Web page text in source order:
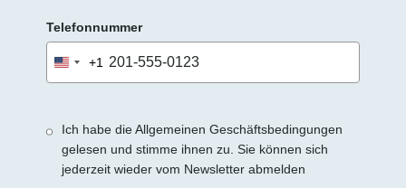
Telefonnummer
United
States
+1
Ich habe die Allgemeinen Geschäftsbedingungen
gelesen und stimme ihnen zu. Sie können sich
jederzeit wieder vom Newsletter abmelden